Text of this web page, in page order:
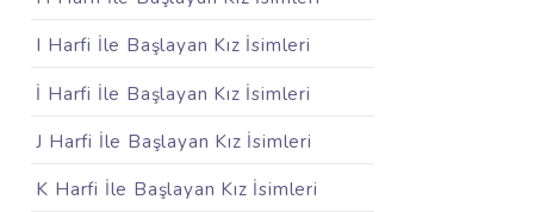
I Harfi İle Başlayan Kız İsimleri
İ Harfi İle Başlayan Kız İsimleri
J Harfi İle Başlayan Kız İsimleri
K Harfi İle Başlayan Kız İsimleri